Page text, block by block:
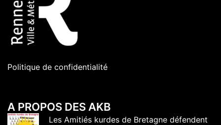
Politique de confidentialité
A PROPOS DES AKB
Les Amitiés kurdes de Bretagne défendent